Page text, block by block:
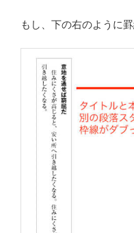
もし、下の右のように